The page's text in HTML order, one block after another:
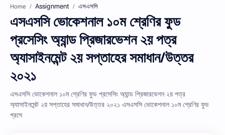
Home Assignment এসএসসি
এসএসসি ভোকেশনাল ১০ম শ্রেণির ফুড
প্রসেসিং অ্যান্ড প্রিজারভেশন ২য় পত্র
অ্যাসাইনমেন্ট ২য় সপ্তাহের সমাধান/উত্তর
২০২১
এসএসসি ভোকেশনাল ১০ম শ্রেণির ফুড প্রসেসিং অ্যান্ড প্রিজারভেশন ২য় পত্র
অ্যাসাইনমেন্ট ২য় সপ্তাহের সমাধান/উত্তর ২০২১ এসএসসি ভোকেশনাল ১০ম শ্রেণির ফুড
প্রসে